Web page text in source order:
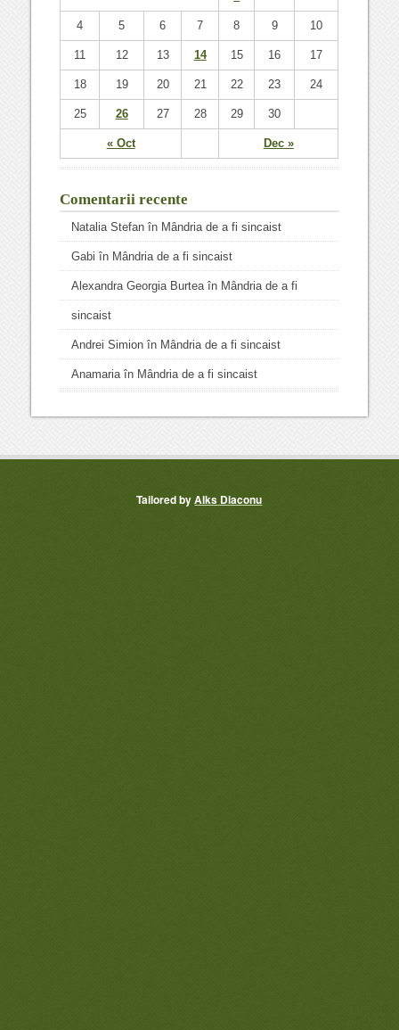
« Oct Dec »
4 5 6 7 8 9 10
11 12 13 14 15 16 17
18 19 20 21 22 23 24
25 26 27 28 29 30
Comentarii recente
Natalia Stefan în Mândria de a fi sincaist
Gabi în Mândria de a fi sincaist
Alexandra Georgia Burteaîn Mândria de a fi
sincaist
Andrei Simion în Mândria de a fi sincaist
Anamariaîn Mândria de a fi sincaist
Tailored byAlks Diaconu